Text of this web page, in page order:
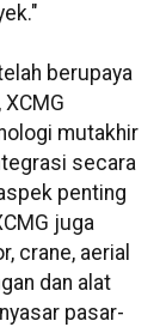
berupaya
mutakhir
secara
penting
juga
crane, aerial
dan alat
pasar-